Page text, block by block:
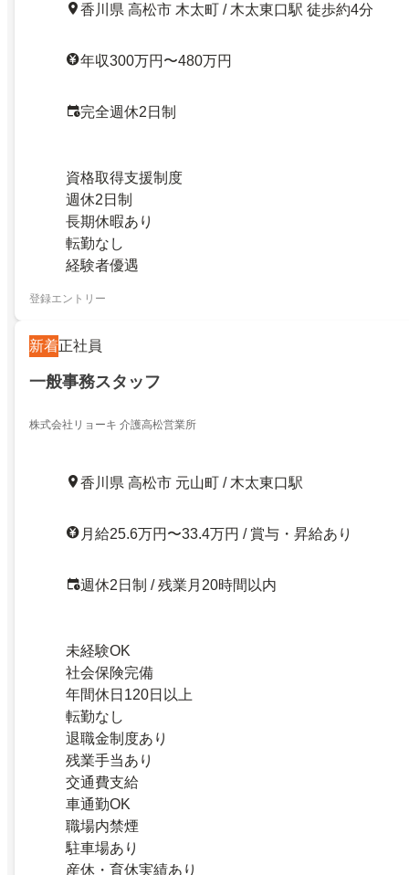
香川県 高松市 木太町 / 木太東口駅 徒歩約4分
年収300万円〜480万円
完全週休2日制
資格取得支援制度
週休2日制
長期休暇あり
転勤なし
経験者優遇
登録エントリー
新着正社員
一般事務スタッフ
株式会社リョーキ 介護高松営業所
香川県 高松市 元山町 / 木太東口駅
月給25.6万円〜33.4万円 / 賞与・昇給あり
週休2日制 / 残業月20時間以内
未経験OK
社会保険完備
年間休日120日以上
転勤なし
退職金制度あり
残業手当あり
交通費支給
車通勤OK
職場内禁煙
駐車場あり
産休・育休実績あり